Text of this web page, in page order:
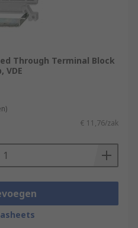
Through Terminal Block
VDE
€ 11,76/zak